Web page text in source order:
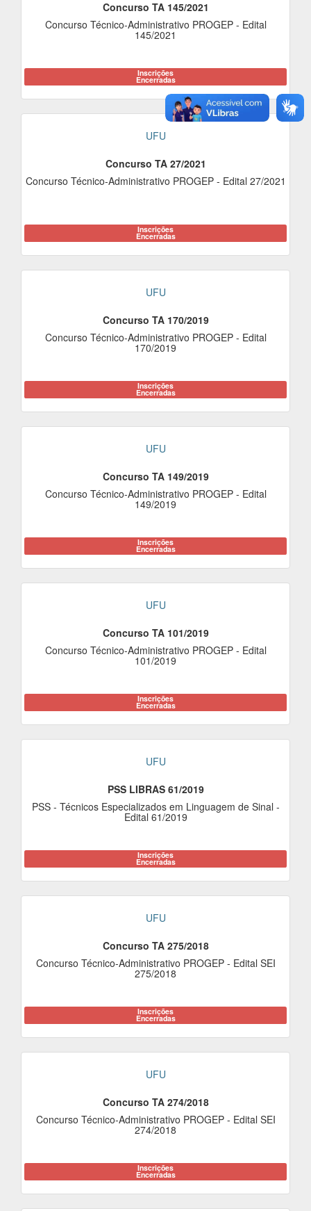
Concurso TA 145/2021
Concurso Técnico-Administrativo PROGEP - Edital
145/2021
Inscrições
Encerradas
UFU
Concurso TA 27/2021
Concurso Técnico-Administrativo PROGEP - Edital 27/2021
Inscrições
Encerradas
UFU
Concurso TA 170/2019
Concurso Técnico-Administrativo PROGEP - Edital
170/2019
Inscrições
Encerradas
UFU
Concurso TA 149/2019
Concurso Técnico-Administrativo PROGEP - Edital
149/2019
Inscrições
Encerradas
UFU
Concurso TA 101/2019
Concurso Técnico-Administrativo PROGEP - Edital
101/2019
Inscrições
Encerradas
UFU
PSS LIBRAS 61/2019
PSS - Técnicos Especializados em Linguagem de Sinal -
Edital 61/2019
Inscrições
Encerradas
UFU
Concurso TA 275/2018
Concurso Técnico-Administrativo PROGEP - Edital SEI
275/2018
Inscrições
Encerradas
UFU
Concurso TA 274/2018
Concurso Técnico-Administrativo PROGEP - Edital SEI
274/2018
Inscrições
Encerradas